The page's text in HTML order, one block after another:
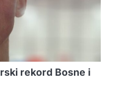
rekord Bosne i